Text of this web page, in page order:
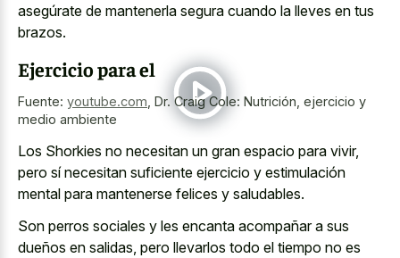
asegúrate de mantenerla segura cuando la lleves en tus
brazos.
Ejercicio para el
Fuente: youtube.com Dr. Craig Cole: Nutrición, ejercicio y
medio ambiente
Los Shorkies no necesitan un gran espacio para vivir,
pero sí necesitan suficiente ejercicio y estimulación
mental para mantenerse felices y saludables.
Son perros sociales y les encanta acompañar a sus
dueños en salidas, pero llevarlos todo el tiempo no es